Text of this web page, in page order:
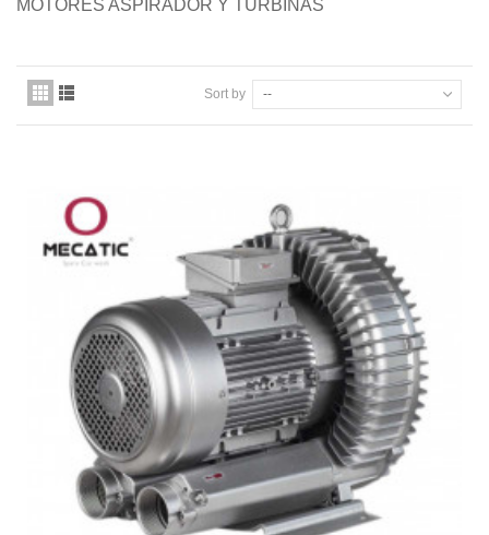
Pago seguro
Entrega
First category
Contacte con nosotros
MOTORES ASPIRADOR Y TURBINAS
Sort by --